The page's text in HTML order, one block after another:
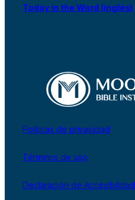
Today in the Word (inglés)
Políticas de privacidad
Términos de uso
Declaración de Accesibilidad